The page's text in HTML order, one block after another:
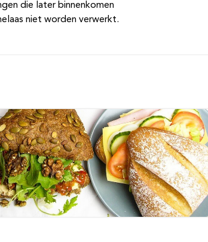
die later binnenkomen
niet worden verwerkt.